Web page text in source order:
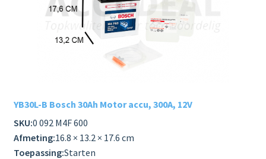
YB30L-B Bosch 30Ah Motor accu, 300A, 12V
SKU:0 092 M4F 600
Afmeting:16.8 × 13.2 × 17.6 cm
Toepassing:Starten